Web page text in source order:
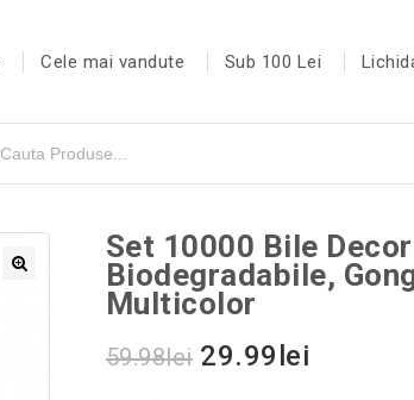
Cele mai vandute Sub 100 Lei
Set 10000 Bile
Biodegradabile,
Multicolor
59.98lei 29.99 lei